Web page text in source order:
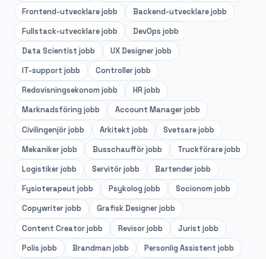
Frontend-utvecklarejobb Backend-utvecklarejobb
Fullstack-utvecklarejobb DevOps jobb
Data Scientist jobb UX Designerjobb
IT-support jobb Controllerjobb
Redovisningsekonom jobb HR jobb
Marknadsföring jobb Account Managerjobb
Civilingenjörjobb Arkitekt jobb Svetsarejobb
Mekanikerjobb Busschaufförjobb Truckförarejobb
Logistikerjobb Servitörjobb Bartenderjobb
Fysioterapeut jobb Psykolog jobb Socionom jobb
Copywriterjobb Grafisk Designerjobb
Content Creatorjobb Revisorjobb Jurist jobb
Polis jobb Brandman jobb Personlig Assistent jobb